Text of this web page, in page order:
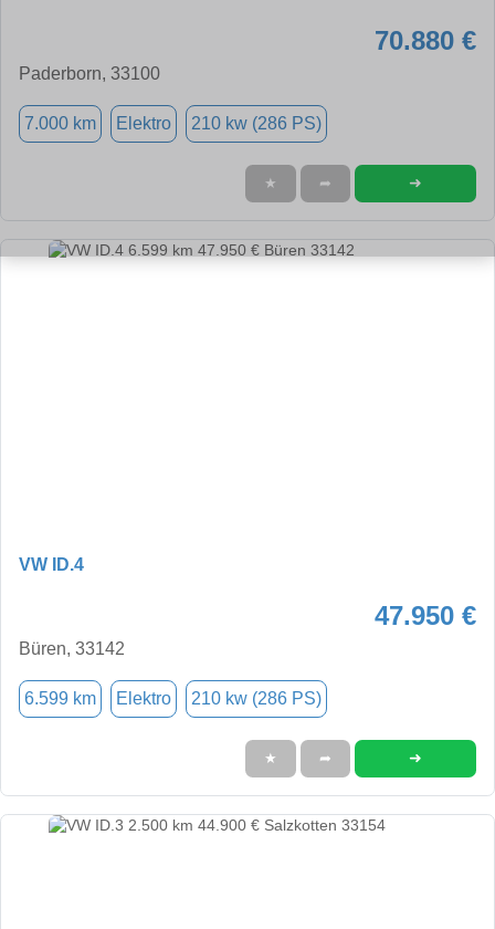
70.880 €
Paderborn, 33100
7.000 km Elektro 210 kw (286 PS)
★ ➦ ➜
VW ID.4
47.950 €
Büren, 33142
6.599 km Elektro 210 kw (286 PS)
★ ➦ ➜